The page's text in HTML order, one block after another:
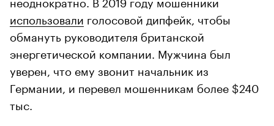
использовали голосовой дипфейк, чтобы
обмануть руководителя британской
энергетической компании. Мужчина был
уверен, что ему звонит начальник из
Германии, и перевел мошенникам более $240
тыс.